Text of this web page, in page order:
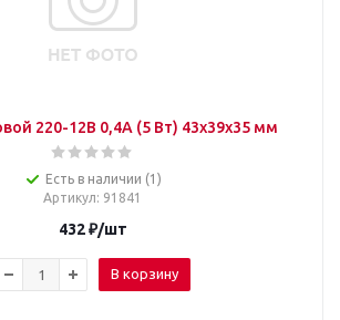
Трансф силовой 220-12В 0,4А (5 Вт) 43х39х35 мм
Есть в наличии (1)
Артикул: 91841
432₽/шт
В корзину